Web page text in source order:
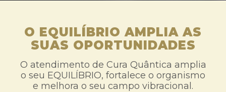
O EQUILÍBRIO AMPLIA AS
SUAS OPORTUNIDADES
O atendimento de Cura Quântica amplia
o seu EQUILÍBRIO, fortalece o organismo
e melhora o seu campo vibracional.